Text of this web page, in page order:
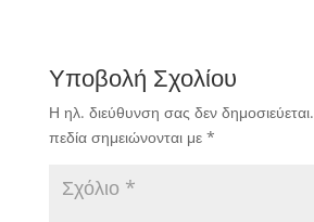
Υποβολή Σχολίου
Η ηλ. διεύθυνση σας δεν δημοσιεύεται.
πεδία σημειώνονται με *